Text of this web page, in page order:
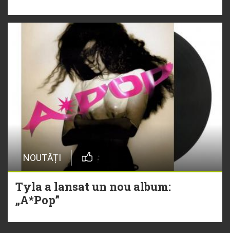
NOUTĂȚI
Tyla a lansat un nou album:
„A*Pop”